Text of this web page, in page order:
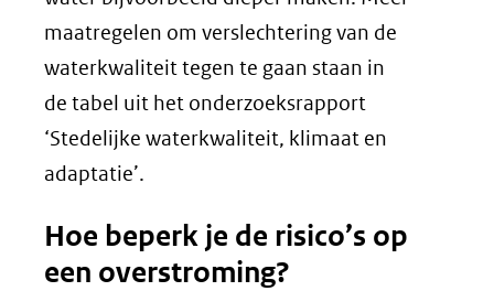
maatregelen om verslechtering van de
waterkwaliteit tegen te gaan staan in
de tabel uit het onderzoeksrapport
‘Stedelijke waterkwaliteit, klimaat en
adaptatie’.
Hoe beperk je de risico’s op
een overstroming?